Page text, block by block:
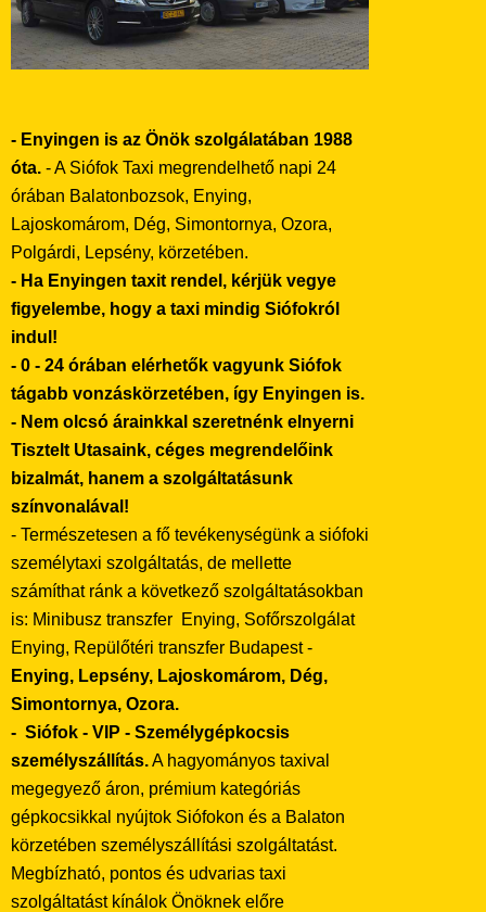
- Enyingen is az Önök szolgálatában 1988
óta. - A Siófok Taxi megrendelhető napi 24
órában Balatonbozsok, Enying,
Lajoskomárom, Dég, Simontornya, Ozora,
Polgárdi, Lepsény, körzetében.
- Ha Enyingen taxit rendel, kérjük vegye
figyelembe, hogy a taxi mindig Siófokról
indul!
- 0 - 24 órában elérhetők vagyunk Siófok
tágabb vonzáskörzetében, így Enyingen is.
- Nem olcsó árainkkal szeretnénk elnyerni
Tisztelt Utasaink, céges megrendelőink
bizalmát, hanem a szolgáltatásunk
színvonalával!
- Természetesen a fő tevékenységünk a siófoki
személytaxi szolgáltatás, de mellette
számíthat ránk a következő szolgáltatásokban
is: Minibusz transzfer Enying, Sofőrszolgálat
Enying, Repülőtéri transzfer Budapest -
Enying, Lepsény, Lajoskomárom, Dég,
Simontornya, Ozora.
- Siófok - VIP - Személygépkocsis
személyszállítás.A hagyományos taxival
megegyező áron, prémium kategóriás
gépkocsikkal nyújtok Siófokon és a Balaton
körzetében személyszállítási szolgáltatást.
Megbízható, pontos és udvarias taxi
szolgáltatást kínálok Önöknek előre